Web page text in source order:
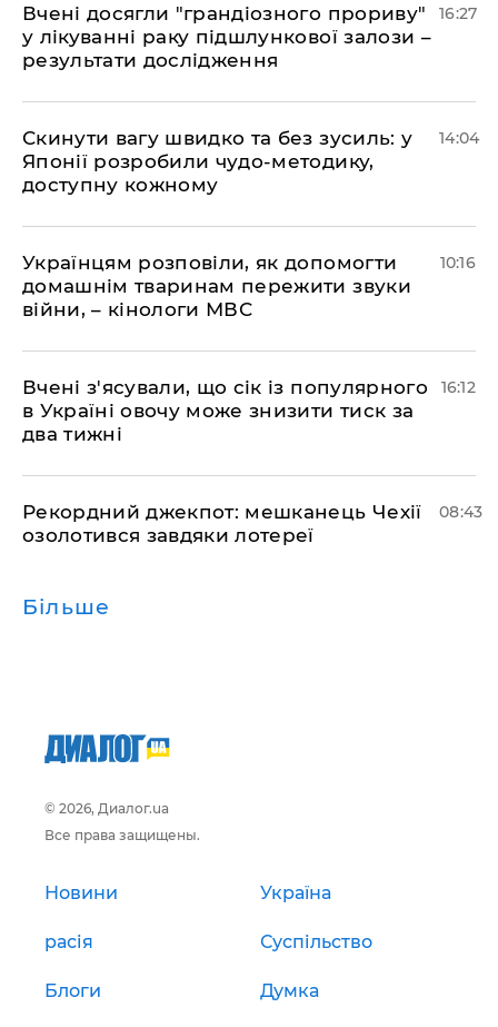
Вчені досягли "грандіозного прориву"
у лікуванні раку підшлункової залози –
результати дослідження
16:27
Скинути вагу швидко та без зусиль: у
Японії розробили чудо-методику,
доступну кожному
14:04
Українцям розповіли, як допомогти
домашнім тваринам пережити звуки
війни, – кінологи МВС
10:16
Вчені з'ясували, що сік із популярного
в Україні овочу може знизити тиск за
два тижні
16:12
Рекордний джекпот: мешканець Чехії
озолотився завдяки лотереї
08:43
Більше
© 2026, Диалог.ua
Все права защищены.
Новини Україна
расія Суспільство
Блоги Думка